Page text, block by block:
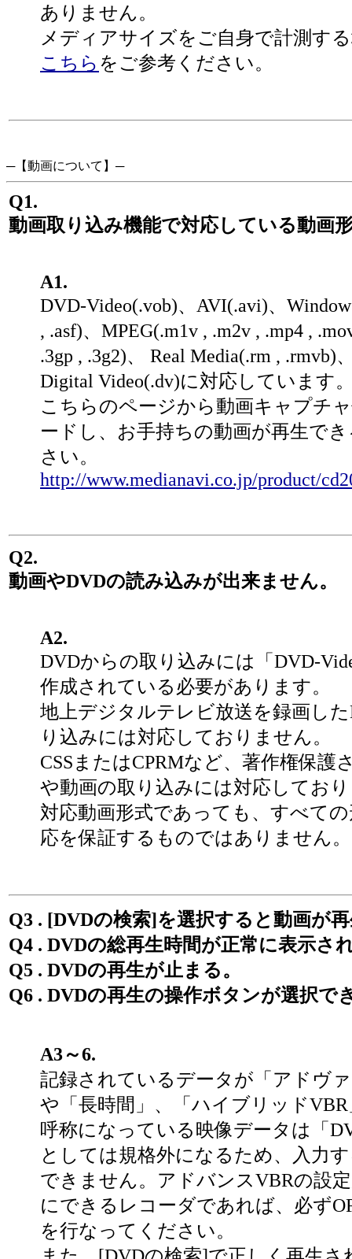
ありません。
メディアサイズをご自身で計測す
こちら をご参考ください。
─【動画について】─
Q1.
動画取り込み機能で対応している動画
A1.
DVD-Video(.vob)、AVI(.avi)、
, .asf)、MPEG(.m1v , .m2v , .mp4 ,
.3gp , .3g2)、 Real Media(.rm , .rmvb)
Digital Video(.dv)に対応しています
こちらのページから動画キャプチ
ードし、お手持ちの動画が再生で
さい。
http://www.medianavi.co.jp/product/
Q2.
動画やDVDの読み込みが出来ません。
A2.
DVDからの取り込みには「DVD-
作成されている必要があります。
地上デジタルテレビ放送を録画し
り込みには対応しておりません。
CSSまたはCPRMなど、著作権保護
や動画の取り込みには対応してお
対応動画形式であっても、すべて
応を保証するものではありません。
Q3 . [DVDの検索]を選択すると動画が
Q4 . DVDの総再生時間が正常に表示さ
Q5 . DVDの再生が止まる。
Q6 . DVDの再生の操作ボタンが選択で
A3～6.
記録されているデータが「アドヴ
や「長時間」、「ハイブリッド
呼称になっている映像データは「
としては規格外になるため、入力
できません。アドバンスVBRの設
にできるレコーダであれば、必ず
を行なってください。